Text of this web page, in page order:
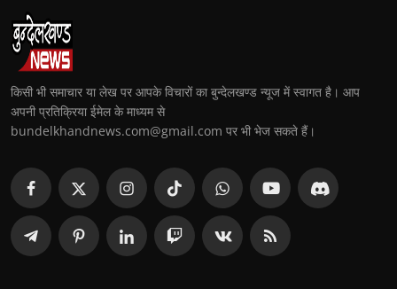
किसी भी समाचार या लेख पर आपके विचारों का बुन्देलखण्ड न्यूज में स्वागत है। आप
अपनी प्रतिक्रिया ईमेल के माध्यम से
bundelkhandnews.com@gmail.com पर भी भेज सकते हैं।